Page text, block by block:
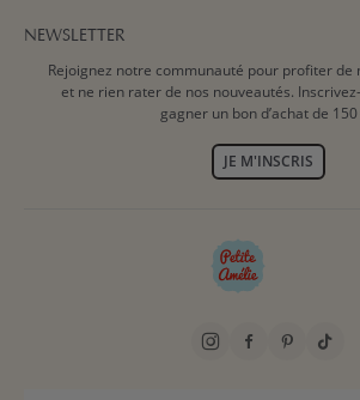
NEWSLETTER
Rejoignez notre communauté pour profiter de
et ne rien rater de nos nouveautés.
gagner un bon d’achat de 150
JE M'INSCRIS